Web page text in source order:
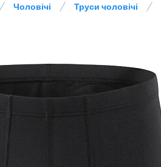
Чоловічі Труси чоловічі